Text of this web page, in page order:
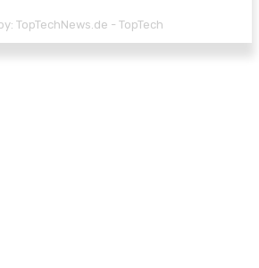
TopTechNews.de - TopTech